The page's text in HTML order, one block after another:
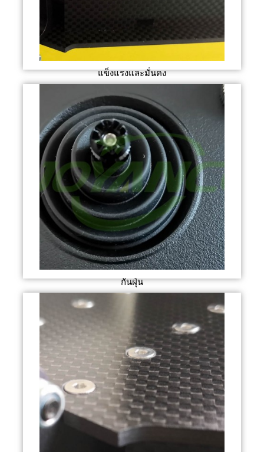
แข็งแรงและมั่นคง
กันฝุ่น